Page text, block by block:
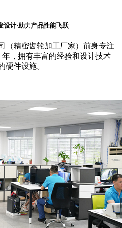
设计·助力产品性能飞跃
（精密齿轮加工厂家）前身专注
年，拥有丰富的经验和设计技术
硬件设施。